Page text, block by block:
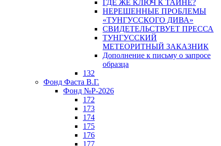
ГДЕ ЖЕ КЛЮЧ К ТАЙНЕ?
НЕРЕШЕННЫЕ ПРОБЛЕМЫ
«ТУНГУССКОГО ДИВА»
СВИДЕТЕЛЬСТВУЕТ ПРЕССА
ТУНГУССКИЙ
МЕТЕОРИТНЫЙ ЗАКАЗНИК
Дополнение к письму о запросе
образца
132
Фонд Фаста В.Г.
Фонд №Р-2026
172
173
174
175
176
177